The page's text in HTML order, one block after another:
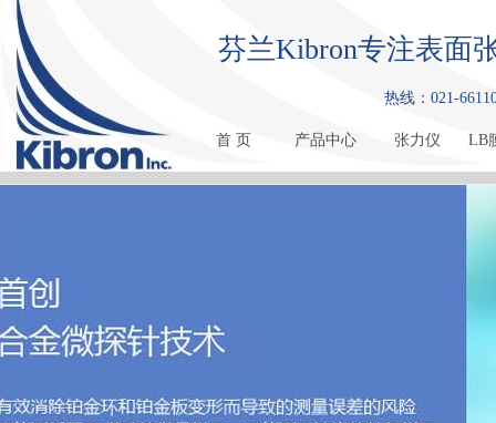
芬兰Kibron专注表面
热线：021-
首 页 产品中心 张力仪 LB